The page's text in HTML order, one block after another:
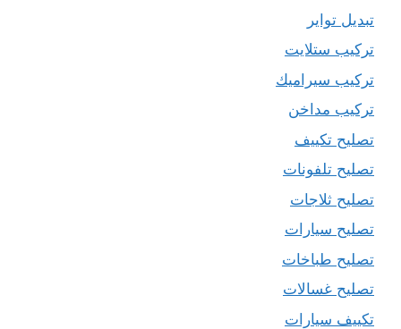
تبديل تواير
تركيب ستلايت
تركيب سيراميك
تركيب مداخن
تصليح تكييف
تصليح تلفونات
تصليح ثلاجات
تصليح سيارات
تصليح طباخات
تصليح غسالات
تكييف سيارات